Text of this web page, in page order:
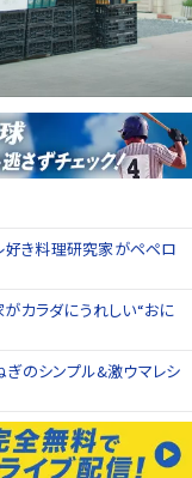
好き料理研究家がペペロ
がカラダにうれしい“おに
ぎのシンプル&激ウマレシ